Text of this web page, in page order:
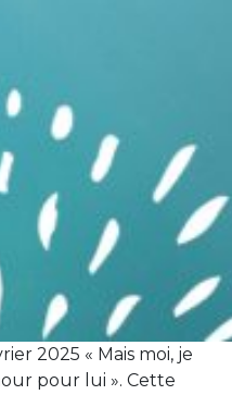
2025 « Mais moi, je
pour lui ». Cette